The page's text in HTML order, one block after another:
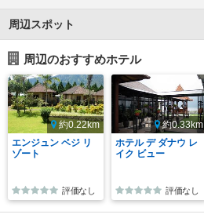
周辺スポット
周辺のおすすめホテル
約0.22km
エンジュン ベジ リ
ゾート
評価なし
約0.33km
ホテル デ ダナウ レ
イク ビュー
評価なし